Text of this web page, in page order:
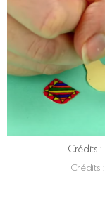
Crédits
Crédits